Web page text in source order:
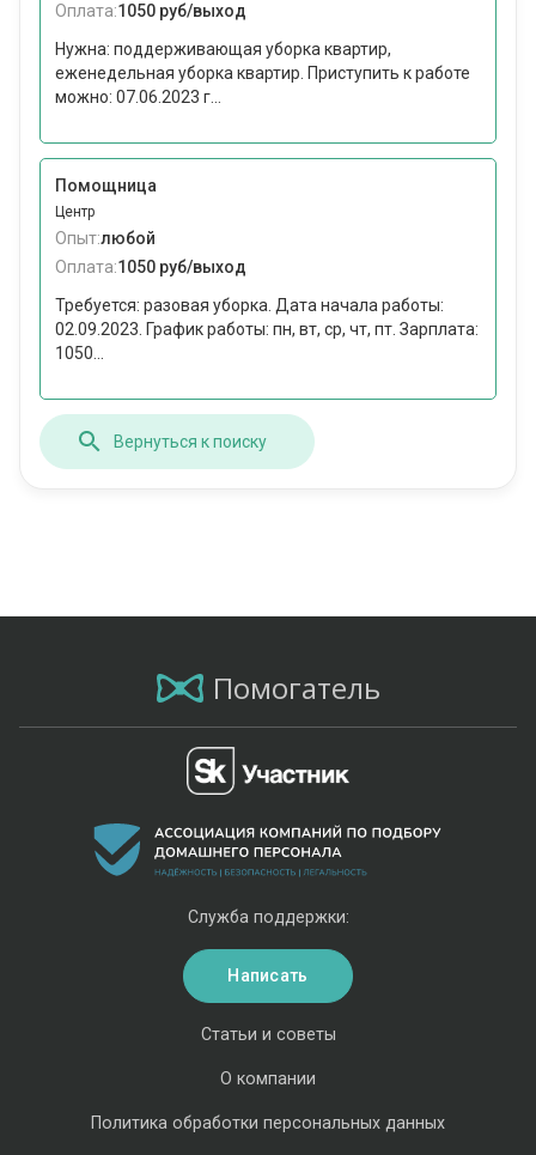
Оплата:1050 руб/выход
Нужна: поддерживающая уборка квартир,
еженедельная уборка квартир. Приступить к работе
можно: 07.06.2023 г...
Помощница
Центр
Опыт:любой
Оплата:1050 руб/выход
Требуется: разовая уборка. Дата начала работы:
02.09.2023. График работы: пн, вт, ср, чт, пт. Зарплата:
1050...
Вернуться к поиску
Помогатель
Статьи и советы
О компании
Политика обработки персональных данных
Служба поддержки:
Написать